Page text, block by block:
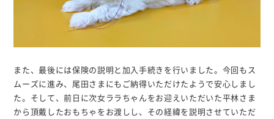
また、最後には保険の説明と加入手続きを行いました。今回もス
ムーズに進み、尾田さまにもご納得いただけたようで安心しまし
た。そして、前日に次女ララちゃんをお迎えいただいた平林さま
から頂戴したおもちゃをお渡しし、その経緯を説明させていただ